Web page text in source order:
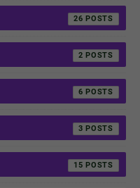
26
2
6
3
15